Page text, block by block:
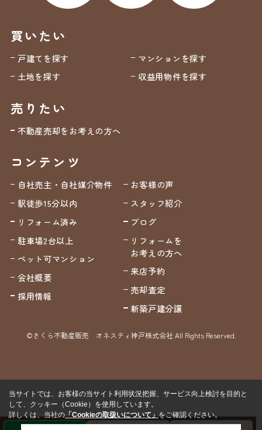
買いたい
戸建てを探す
マンションを探す
土地を探す
収益用物件を探す
売りたい
不動産売却をお考えの方へ
コンテンツ
自社売主・自社媒介物件
駅徒歩15分以内
リフォーム済み
駐車場2台以上
ペット可マンション
会社概要
採用情報
お客様の声
スタッフ紹介
ブログ
リフォームを
お考えの方へ
来店予約
売却査定
新築戸建分譲
©さくら不動産販売 オネスティ神戸株式会社 All Rights Reserved.
当サイトでは、お客様の当サイト利用状況把握、サービス向上検討を目的と
して、クッキー（Cookie）を使用しています。
詳しくは、当社の「Cookieの取扱いについて」をご確認ください。